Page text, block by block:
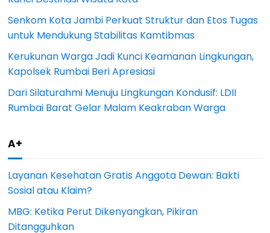
Senkom Kota Jambi Perkuat Struktur dan Etos Tugas
untuk Mendukung Stabilitas Kamtibmas
Kerukunan Warga Jadi Kunci Keamanan Lingkungan,
Kapolsek Rumbai Beri Apresiasi
Dari Silaturahmi Menuju Lingkungan Kondusif: LDII
Rumbai Barat Gelar Malam Keakraban Warga
A+
Layanan Kesehatan Gratis Anggota Dewan: Bakti
Sosial atau Klaim?
MBG: Ketika Perut Dikenyangkan, Pikiran
Ditangguhkan